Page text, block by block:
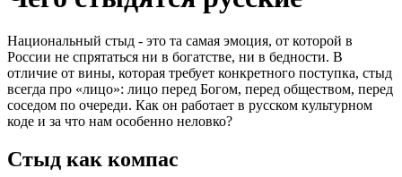
Национальный стыд - это та самая эмоция, от которой в
России не спрятаться ни в богатстве, ни в бедности. В
отличие от вины, которая требует конкретного поступка, стыд
всегда про «лицо»: лицо перед Богом, перед обществом, перед
соседом по очереди. Как он работает в русском культурном
коде и за что нам особенно неловко?
Стыд как компас